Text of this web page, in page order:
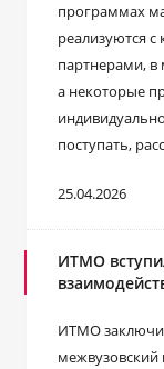
программах
реализуются
партнерами, в
а некоторые
поступать,
25.04.2026
ИТМО
ИТМО
межвузовский